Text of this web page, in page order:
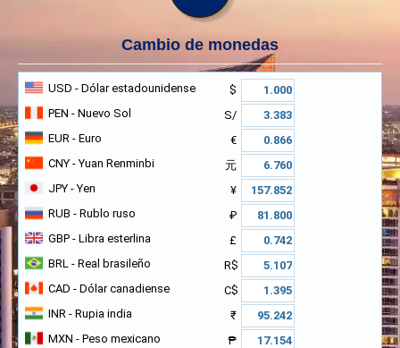
Cambio de monedas
USD - Dólar estadounidense
$
PEN - Nuevo Sol
S/
EUR - Euro
€
CNY - Yuan Renminbi
元
JPY - Yen
¥
RUB - Rublo ruso
₽
GBP - Libra esterlina
£
BRL - Real brasileño
R$
CAD - Dólar canadiense
C$
INR - Rupia india
₹
MXN - Peso mexicano
₱